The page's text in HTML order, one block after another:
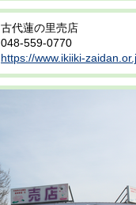
古代蓮の里売店
048-559-0770
https://www.ikiiki-